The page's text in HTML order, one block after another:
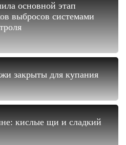
основной этап
выбросов системами
закрыты для купания
кислые щи и сладкий